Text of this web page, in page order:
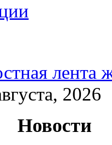
лента
2026
Новости